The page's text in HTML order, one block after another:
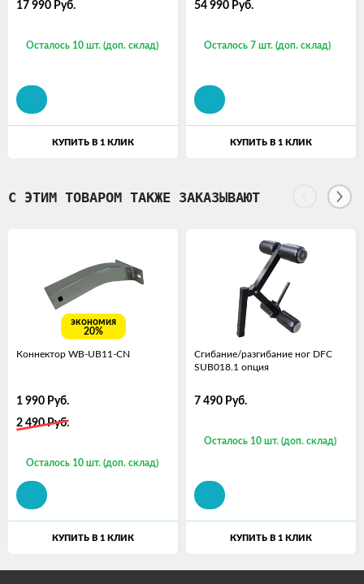
17 990 Руб.
Осталось 10 шт. (доп. склад)
КУПИТЬ В 1 КЛИК
54 990 Руб.
Осталось 7 шт. (доп. склад)
КУПИТЬ В 1 КЛИК
С ЭТИМ ТОВАРОМ ТАКЖЕ ЗАКАЗЫВАЮТ
экономия
20%
Коннектор WB-UB11-CN
1 990 Руб.
2 490Руб.
Осталось 10 шт. (доп. склад)
КУПИТЬ В 1 КЛИК
Сгибание/разгибание ног DFC
SUB018.1 опция
7 490 Руб.
Осталось 10 шт. (доп. склад)
КУПИТЬ В 1 КЛИК